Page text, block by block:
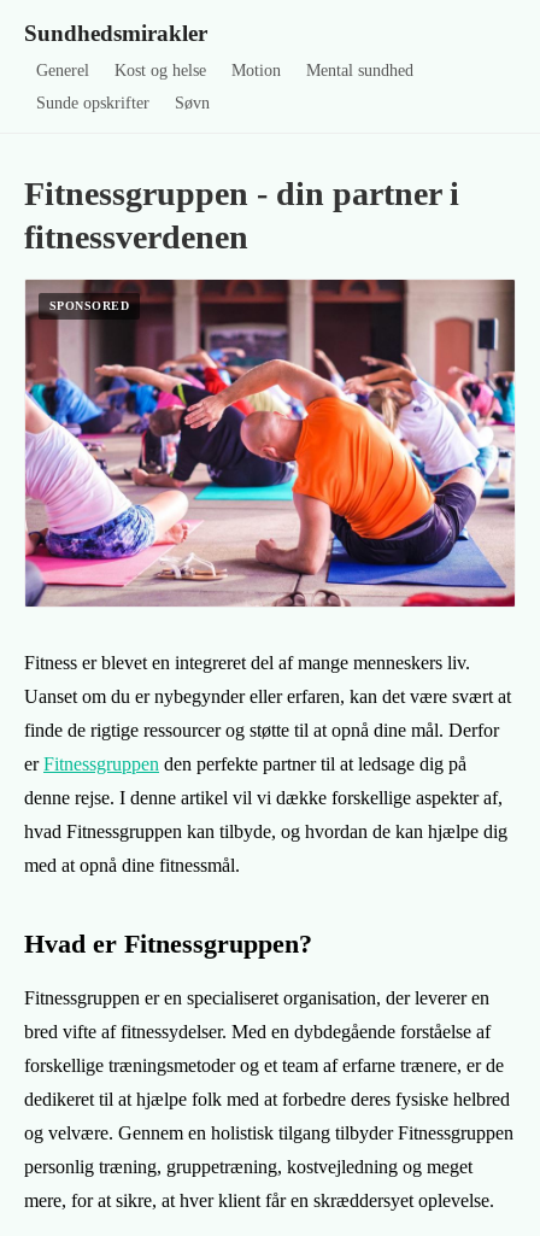
Sundhedsmirakler
Generel Kost og helse Motion
Mental sundhed
Sunde opskrifter
Søvn
Fitnessgruppen - din partner i
fitnessverdenen
Fitness er blevet en integreret del af mange menneskers liv.
Uanset om du er nybegynder eller erfaren, kan det være svært at
finde de rigtige ressourcer og støtte til at opnå dine mål. Derfor
erFitnessgruppen den perfekte partner til at ledsage dig på
denne rejse. I denne artikel vil vi dække forskellige aspekter af,
hvad Fitnessgruppen kan tilbyde, og hvordan de kan hjælpe dig
med at opnå dine fitnessmål.
Hvad er Fitnessgruppen?
Fitnessgruppen er en specialiseret organisation, der leverer en
bred vifte af fitnessydelser. Med en dybdegående forståelse af
forskellige træningsmetoder og et team af erfarne trænere, er de
dedikeret til at hjælpe folk med at forbedre deres fysiske helbred
og velvære. Gennem en holistisk tilgang tilbyder Fitnessgruppen
personlig træning, gruppetræning, kostvejledning og meget
mere, for at sikre, at hver klient får en skræddersyet oplevelse.